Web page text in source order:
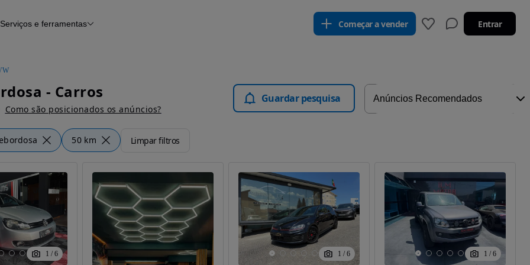
Serviços e ferramentas Começar a vender Entrar
- Carros
Como são posicionados os anúncios?
Guardar pesquisa
50 km Limpar filtros
1 / 6 1 / 6 1 / 6